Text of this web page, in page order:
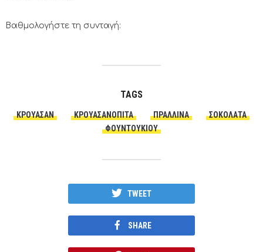
Βαθμολογήστε τη συνταγή:
TAGS
ΚΡΟΥΑΣΆΝ ΚΡΟΥΑΣΑΝΌΠΙΤΑ ΠΡΑΛΛΊΝΑ
ΣΟΚΟΛΑΤΑ
ΦΟΥΝΤΟΥΚΙΟΎ
TWEET
SHARE